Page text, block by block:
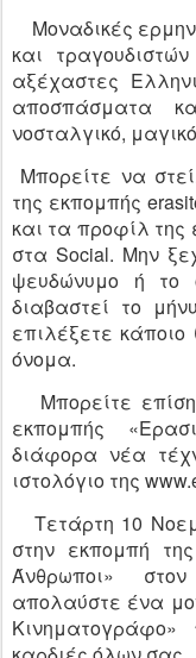
Μοναδικές
και
αξέχαστες
αποσπάσματα
νοσταλγικό,
Μπορείτε να
της εκπομπής
και τα προφίλ της
στα Social. Μην
ψευδώνυμο ή το
διαβαστεί το
επιλέξετε
όνομα.
Μπορείτε
εκπομπής
διάφορα νέα
ιστολόγιο της
Τετάρτη 10
στην εκπομπή
Άνθρωποι»
απολαύστε ένα